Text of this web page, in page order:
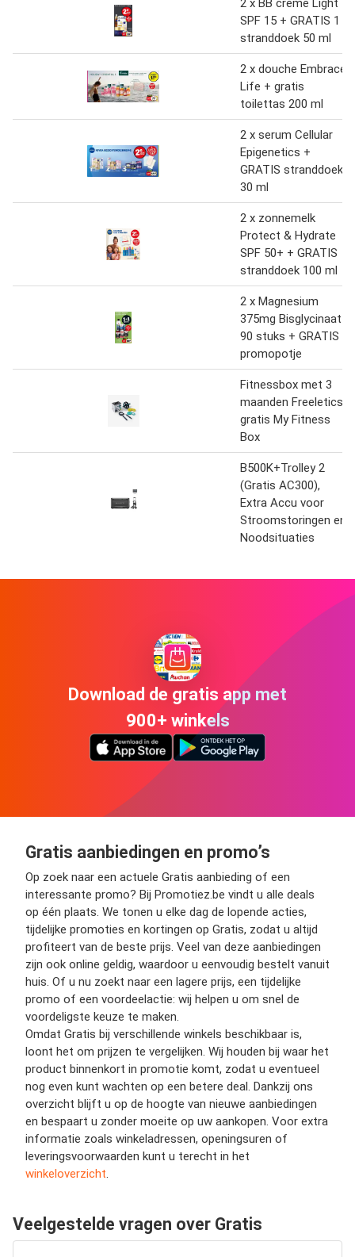
SPF 15 + GRATIS 1
stranddoek 50 ml
2 x douche Embrace
Life + gratis
toilettas 200 ml
2 x serum Cellular
Epigenetics +
GRATIS stranddoek
30 ml
2 x zonnemelk
Protect & Hydrate
SPF 50+ + GRATIS
stranddoek 100 ml
2 x Magnesium
375mg Bisglycinaat
90 stuks + GRATIS
promopotje
Fitnessbox met 3
maanden Freeletics
gratis My Fitness
Box
B500K+Trolley 2
(Gratis AC300),
Extra Accu voor
Stroomstoringen en
Noodsituaties
Download de gratis app met
900+ winkels
Gratis aanbiedingen en promo’s
Op zoek naar een actuele Gratis aanbieding of een
interessante promo? Bij Promotiez.be vindt u alle deals
op één plaats. We tonen u elke dag de lopende acties,
tijdelijke promoties en kortingen op Gratis, zodat u altijd
profiteert van de beste prijs. Veel van deze aanbiedingen
zijn ook online geldig, waardoor u eenvoudig bestelt vanuit
huis. Of u nu zoekt naar een lagere prijs, een tijdelijke
promo of een voordeelactie: wij helpen u om snel de
voordeligste keuze te maken.
Omdat Gratis bij verschillende winkels beschikbaar is,
loont het om prijzen te vergelijken. Wij houden bij waar het
product binnenkort in promotie komt, zodat u eventueel
nog even kunt wachten op een betere deal. Dankzij ons
overzicht blijft u op de hoogte van nieuwe aanbiedingen
en bespaart u zonder moeite op uw aankopen. Voor extra
informatie zoals winkeladressen, openingsuren of
leveringsvoorwaarden kunt u terecht in het
winkeloverzicht
Veelgestelde vragen over Gratis